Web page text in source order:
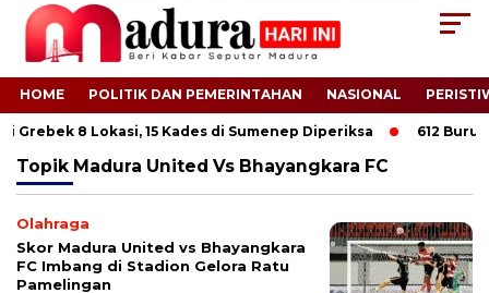
HOME POLITIK DAN PEMERINTAHAN NASIONAL
8 Lokasi, 15 Kades di Sumenep Diperiksa 612 Buruh
Topik Madura United Vs Bhayangkara FC
Olahraga
Skor Madura United vs Bhayangkara
FC Imbang di Stadion Gelora Ratu
Pamelingan